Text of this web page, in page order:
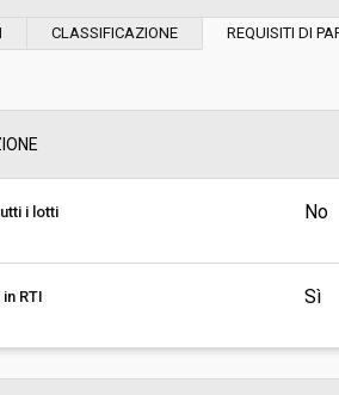
CULTURA E SVILUPPO
CLASSIFICAZIONE REQUISITI DI
i lotti No
RTI Sì